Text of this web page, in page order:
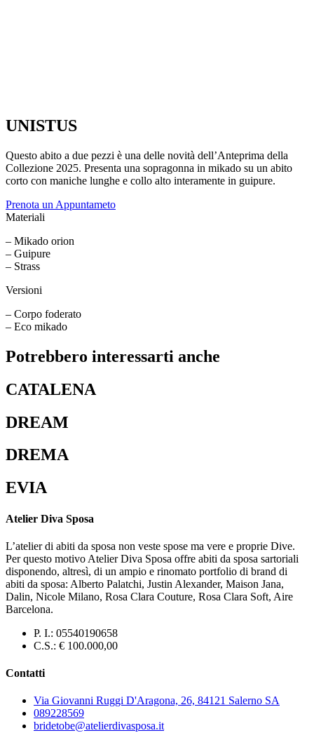
UNISTUS
Questo abito a due pezzi è una delle novità dell’Anteprima della
Collezione 2025. Presenta una sopragonna in mikado su un abito
corto con maniche lunghe e collo alto interamente in guipure.
Prenota un Appuntameto
Materiali
– Mikado orion
– Guipure
– Strass
Versioni
– Corpo foderato
– Eco mikado
Potrebbero interessarti anche
CATALENA
DREAM
DREMA
EVIA
Atelier Diva Sposa
L’atelier di abiti da sposa non veste spose ma vere e proprie Dive.
Per questo motivo Atelier Diva Sposa offre abiti da sposa sartoriali
disponendo, altresì, di un ampio e rinomato portfolio di brand di
abiti da sposa: Alberto Palatchi, Justin Alexander, Maison Jana,
Dalin, Nicole Milano, Rosa Clara Couture, Rosa Clara Soft, Aire
Barcelona.
P. I.: 05540190658
C.S.: € 100.000,00
Contatti
Via Giovanni Ruggi D'Aragona, 26, 84121 Salerno SA
089228569
bridetobe@atelierdivasposa.it